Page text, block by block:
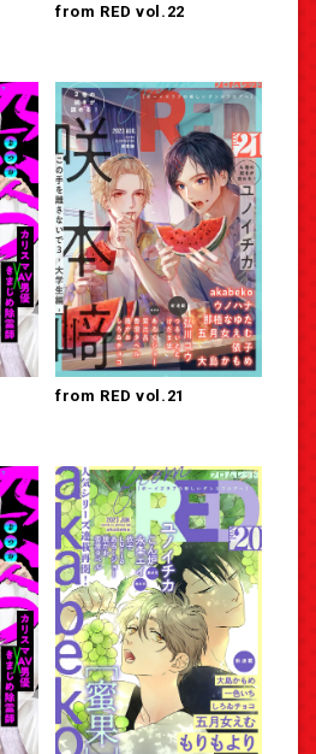
from RED vol.22
from RED vol.21